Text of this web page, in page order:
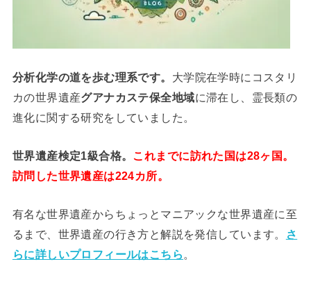
分析化学の道を歩む理系です。 大学院在学時にコスタリ
カの世界遺産グアナカステ保全地域に滞在し、霊長類の
進化に関する研究をしていました。
世界遺産検定1級合格。 これまでに訪れた国は28ヶ国。
訪問した世界遺産は224カ所。
有名な世界遺産からちょっとマニアックな世界遺産に至
るまで、世界遺産の行き方と解説を発信しています。
さ
らに詳しいプロフィールはこちら 。